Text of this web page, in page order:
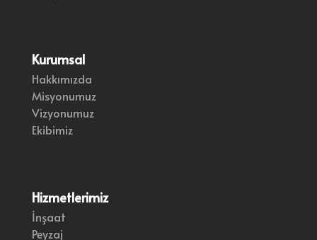
Kurumsal
Hakkımızda
Misyonumuz
Vizyonumuz
Ekibimiz
Hizmetlerimiz
İnşaat
Peyzaj